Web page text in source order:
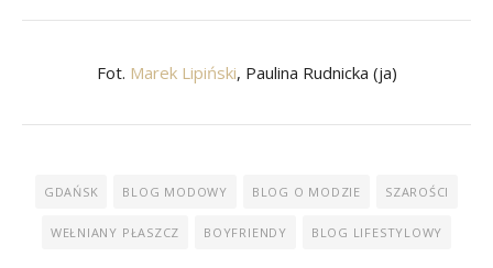
Fot. Marek Lipiński, Paulina Rudnicka (ja)
GDAŃSK BLOG MODOWY BLOG O MODZIE SZAROŚCI
WEŁNIANY PŁASZCZ BOYFRIENDY BLOG LIFESTYLOWY